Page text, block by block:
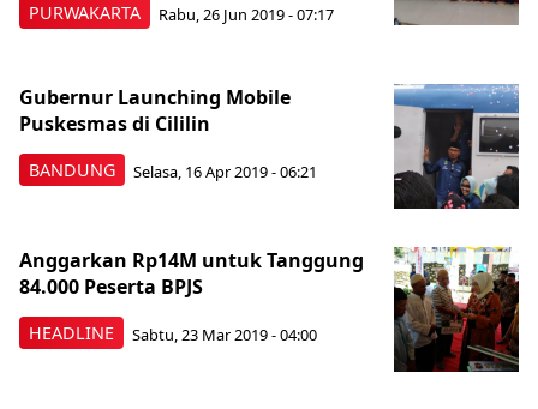
PURWAKARTA Rabu, 26 Jun 2019 - 07:17
BANDUNG
Gubernur Launching Mobile
Puskesmas di Cililin
Selasa, 16 Apr 2019 - 06:21
HEADLINE
Anggarkan Rp14M untuk Tanggung
84.000 Peserta BPJS
Sabtu, 23 Mar 2019 - 04:00